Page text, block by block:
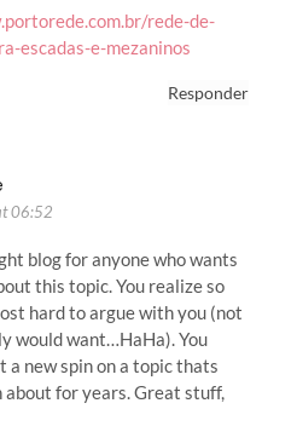
rede-de-
escadas-e-mezaninos
Responder
06:52
blog for anyone who wants
this topic. You realize so
hard to argue with you (not
would want…HaHa). You
a new spin on a topic thats
for years. Great stuff,